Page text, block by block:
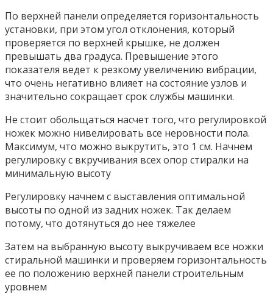
По верхней панели определяется горизонтальность
установки, при этом угол отклонения, который
проверяется по верхней крышке, не должен
превышать два градуса. Превышение этого
показателя ведет к резкому увеличению вибрации,
что очень негативно влияет на состояние узлов и
значительно сокращает срок службы машинки.
Не стоит обольщаться насчет того, что регулировкой
ножек можно нивелировать все неровности пола.
Максимум, что можно выкрутить, это 1 см. Начнем
регулировку с вкручивания всех опор стиралки на
минимальную высоту
Регулировку начнем с выставления оптимальной
высоты по одной из задних ножек. Так делаем
потому, что дотянуться до нее тяжелее
Затем на выбранную высоту выкручиваем все ножки
стиральной машинки и проверяем горизонтальность
ее по положению верхней панели строительным
уровнем